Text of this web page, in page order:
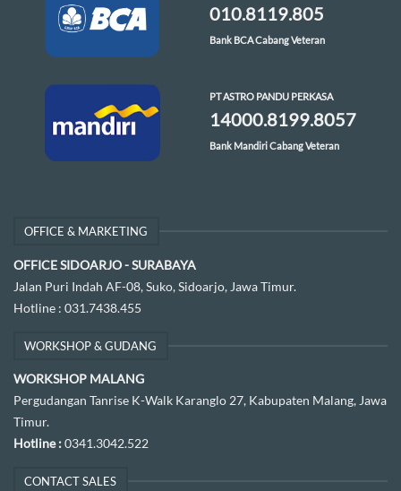
010.8119.805
Bank BCA Cabang Veteran
PT ASTRO PANDU PERKASA
14000.8199.8057
Bank Mandiri Cabang Veteran
OFFICE & MARKETING
OFFICE SIDOARJO - SURABAYA
Jalan Puri Indah AF-08, Suko, Sidoarjo, Jawa Timur.
Hotline : 031.7438.455
WORKSHOP & GUDANG
WORKSHOP MALANG
Pergudangan Tanrise K-Walk Karanglo 27, Kabupaten Malang, Jawa
Timur.
Hotline :0341.3042.522
CONTACT SALES